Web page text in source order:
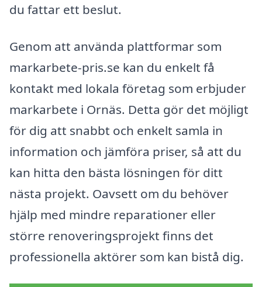
du fattar ett beslut.
Genom att använda plattformar som
markarbete-pris.se kan du enkelt få
kontakt med lokala företag som erbjuder
markarbete i Ornäs. Detta gör det möjligt
för dig att snabbt och enkelt samla in
information och jämföra priser, så att du
kan hitta den bästa lösningen för ditt
nästa projekt. Oavsett om du behöver
hjälp med mindre reparationer eller
större renoveringsprojekt finns det
professionella aktörer som kan bistå dig.